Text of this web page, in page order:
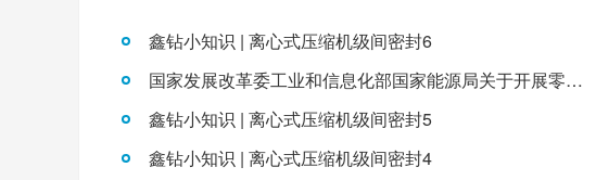
鑫钻小知识 | 离心式压缩机级间密封6
国家发展改革委工业和信息化部国家能源局关于开展零碳园区建设的通知
鑫钻小知识 | 离心式压缩机级间密封5
鑫钻小知识 | 离心式压缩机级间密封4